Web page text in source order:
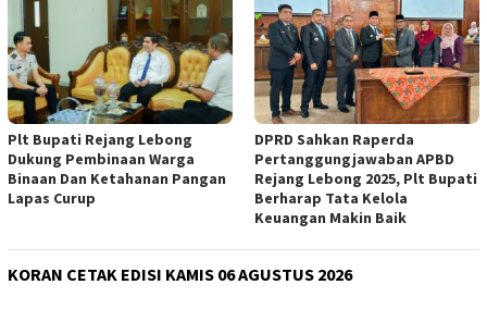
Plt Bupati Rejang Lebong
Dukung Pembinaan Warga
Binaan Dan Ketahanan Pangan
Lapas Curup
DPRD Sahkan Raperda
Pertanggungjawaban APBD
Rejang Lebong 2025, Plt Bupati
Berharap Tata Kelola
Keuangan Makin Baik
KORAN CETAK EDISI KAMIS 06 AGUSTUS 2026